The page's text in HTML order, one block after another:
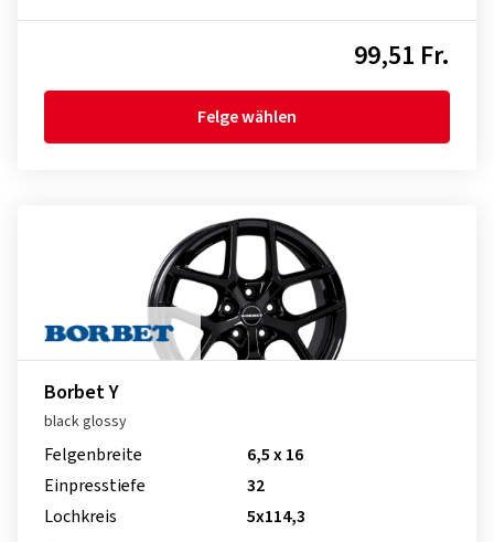
99,51 Fr.
Felge wählen
Borbet Y
black glossy
Felgenbreite
6,5 x 16
Einpresstiefe
32
Lochkreis
5x114,3